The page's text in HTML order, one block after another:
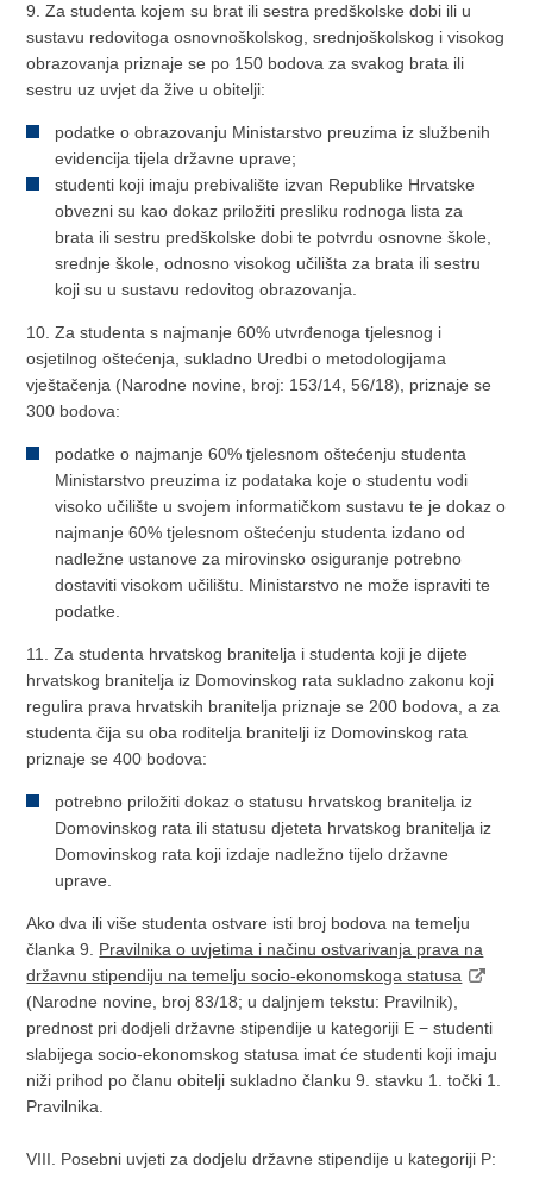
9. Za studenta kojem su brat ili sestra predškolske dobi ili u
sustavu redovitoga osnovnoškolskog, srednjoškolskog i visokog
obrazovanja priznaje se po 150 bodova za svakog brata ili
sestru uz uvjet da žive u obitelji:
podatke o obrazovanju Ministarstvo preuzima iz službenih
evidencija tijela državne uprave;
studenti koji imaju prebivalište izvan Republike Hrvatske
obvezni su kao dokaz priložiti presliku rodnoga lista za
brata ili sestru predškolske dobi te potvrdu osnovne škole,
srednje škole, odnosno visokog učilišta za brata ili sestru
koji su u sustavu redovitog obrazovanja.
10. Za studenta s najmanje 60% utvrđenoga tjelesnog i
osjetilnog oštećenja, sukladno Uredbi o metodologijama
vještačenja (Narodne novine, broj: 153/14, 56/18), priznaje se
300 bodova:
podatke o najmanje 60% tjelesnom oštećenju studenta
Ministarstvo preuzima iz podataka koje o studentu vodi
visoko učilište u svojem informatičkom sustavu te je dokaz o
najmanje 60% tjelesnom oštećenju studenta izdano od
nadležne ustanove za mirovinsko osiguranje potrebno
dostaviti visokom učilištu. Ministarstvo ne može ispraviti te
podatke.
11. Za studenta hrvatskog branitelja i studenta koji je dijete
hrvatskog branitelja iz Domovinskog rata sukladno zakonu koji
regulira prava hrvatskih branitelja priznaje se 200 bodova, a za
studenta čija su oba roditelja branitelji iz Domovinskog rata
priznaje se 400 bodova:
potrebno priložiti dokaz o statusu hrvatskog branitelja iz
Domovinskog rata ili statusu djeteta hrvatskog branitelja iz
Domovinskog rata koji izdaje nadležno tijelo državne
uprave.
Ako dva ili više studenta ostvare isti broj bodova na temelju
članka 9. Pravilnika o uvjetima i načinu ostvarivanja prava na
državnu stipendiju na temelju socio-ekonomskoga statusa
(Narodne novine, broj 83/18; u daljnjem tekstu: Pravilnik),
prednost pri dodjeli državne stipendije u kategoriji E − studenti
slabijega socio-ekonomskog statusa imat će studenti koji imaju
niži prihod po članu obitelji sukladno članku 9. stavku 1. točki 1.
Pravilnika.
VIII. Posebni uvjeti za dodjelu državne stipendije u kategoriji P: